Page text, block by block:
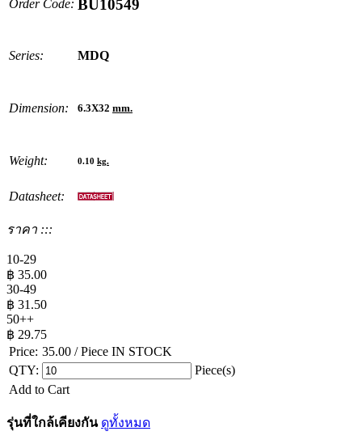
Order Code: BU10549
Series: MDQ
Dimension: 6.3X32 mm.
Weight: 0.10 kg.
Datasheet:
ราคา :::
10-29
฿ 35.00
30-49
฿ 31.50
50++
฿ 29.75
Price: 35.00 / Piece IN STOCK
QTY:
Piece(s)
Add to Cart
รุ่นที่ใกล้เคียงกัน ดูทั้งหมด